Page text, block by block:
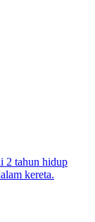
2 tahun hidup
kereta.